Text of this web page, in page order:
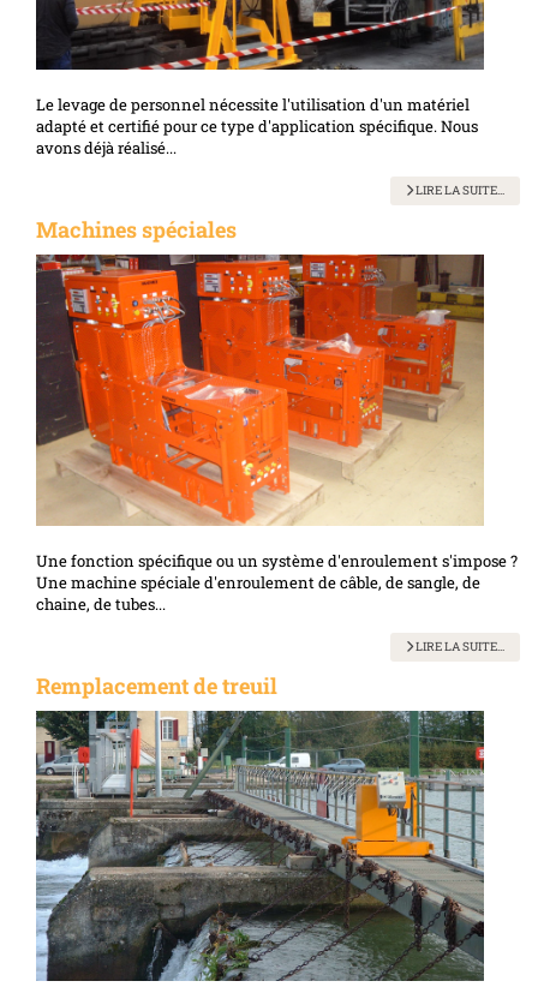
Le levage de personnel nécessite l'utilisation d'un matériel
adapté et certifié pour ce type d'application spécifique. Nous
avons déjà réalisé...
LIRE LA SUITE...
Machines spéciales
Une fonction spécifique ou un système d'enroulement s'impose ?
Une machine spéciale d'enroulement de câble, de sangle, de
chaine, de tubes...
LIRE LA SUITE...
Remplacement de treuil